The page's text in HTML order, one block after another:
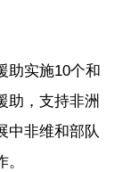
助实施10个和
助，支持非洲
中非维和部队